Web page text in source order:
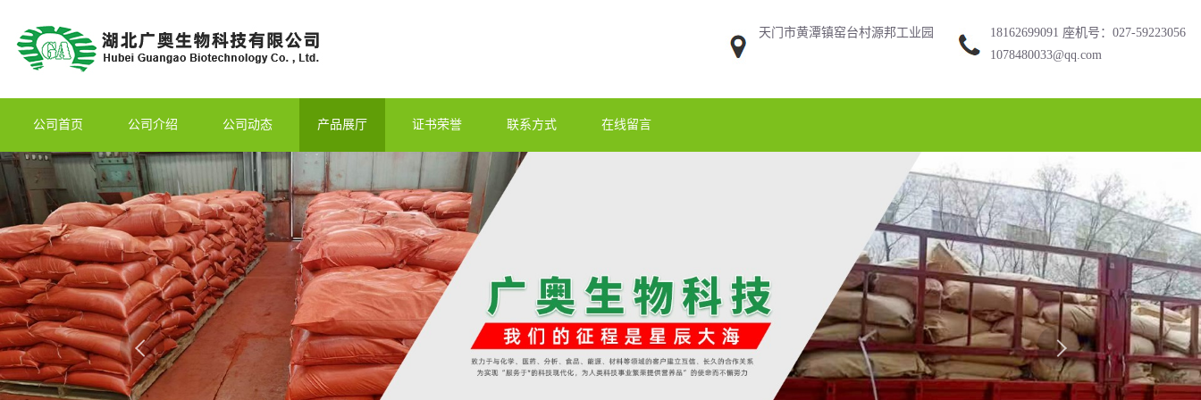
天门市黄潭镇窑台村源邦工业园
18162699091 座机号：027-59223056
1078480033@qq.com
公司首页 公司介绍 公司动态 产品展厅 证书荣誉 联系方式 在线留言